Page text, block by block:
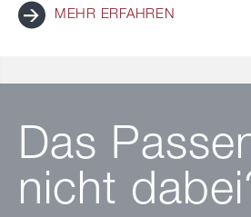
MEHR ERFAHREN
Das
nicht